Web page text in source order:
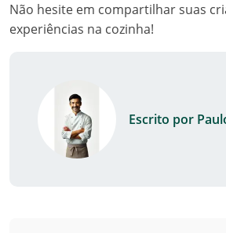
Não hesite em compartilhar suas
experiências na cozinha!
Escrito por